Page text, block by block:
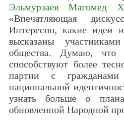
Эльмурзаев Магомед
«Впечатляющая
Интересно, какие идеи
высказаны
общества. Думаю, что
способствуют более
партии с
национальной
узнать больше о
обновленной Народной